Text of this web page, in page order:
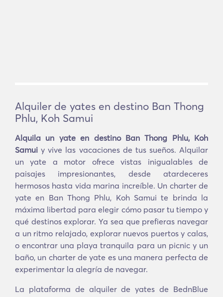
Alquiler de yates en destino Ban Thong
Phlu, Koh Samui
Alquila un yate en destino Ban Thong Phlu, Koh
Samui y vive las vacaciones de tus sueños. Alquilar
un yate a motor ofrece vistas inigualables de
paisajes impresionantes, desde atardeceres
hermosos hasta vida marina increíble. Un charter de
yate en Ban Thong Phlu, Koh Samui te brinda la
máxima libertad para elegir cómo pasar tu tiempo y
qué destinos explorar. Ya sea que prefieras navegar
a un ritmo relajado, explorar nuevos puertos y calas,
o encontrar una playa tranquila para un picnic y un
baño, un charter de yate es una manera perfecta de
experimentar la alegría de navegar.
La plataforma de alquiler de yates de BednBlue